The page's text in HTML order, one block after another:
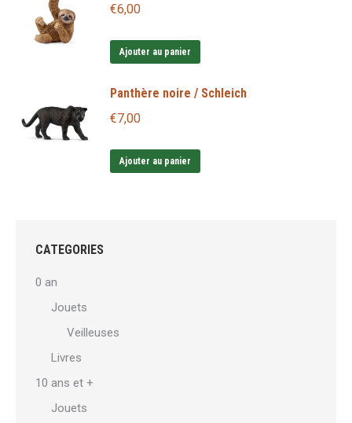
€6,00
Ajouter au panier
Panthère noire / Schleich
€7,00
Ajouter au panier
CATEGORIES
0 an
Jouets
Veilleuses
Livres
10 ans et +
Jouets